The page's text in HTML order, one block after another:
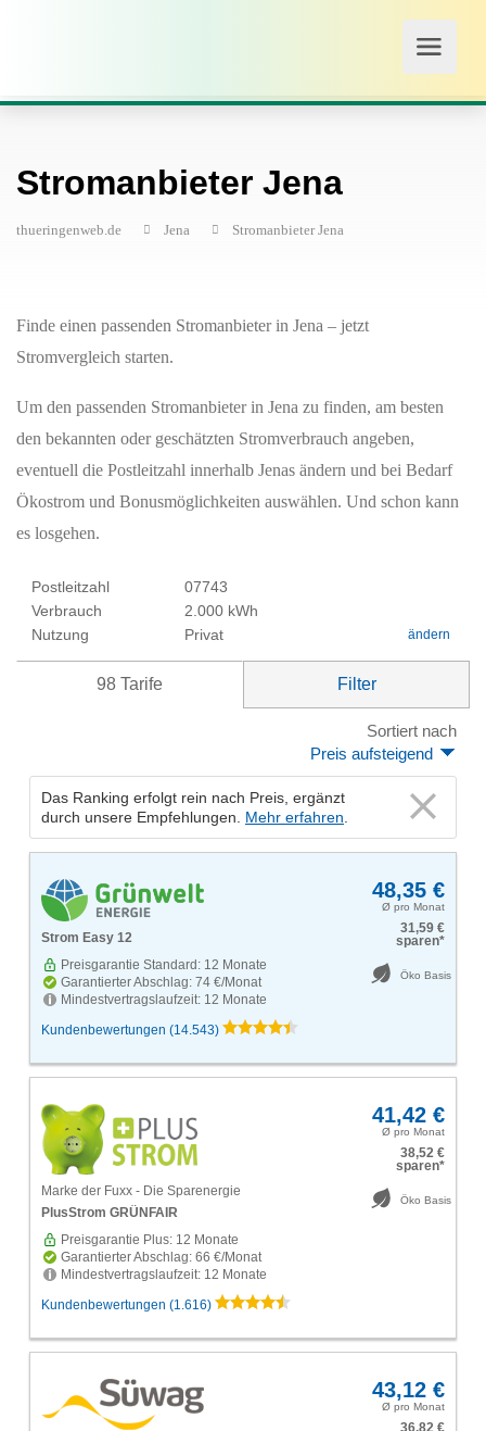
Stromanbieter Jena
thueringenweb.de Jena Stromanbieter Jena
Finde einen passenden Stromanbieter in Jena – jetzt
Stromvergleich starten.
Um den passenden Stromanbieter in Jena zu finden, am besten
den bekannten oder geschätzten Stromverbrauch angeben,
eventuell die Postleitzahl innerhalb Jenas ändern und bei Bedarf
Ökostrom und Bonusmöglichkeiten auswählen. Und schon kann
es losgehen.